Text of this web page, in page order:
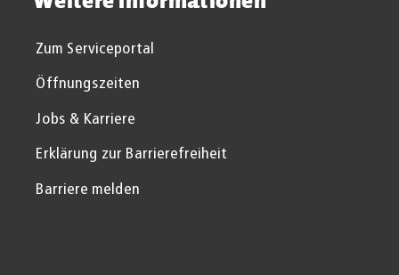
Zum Serviceportal
Öffnungszeiten
Jobs & Karriere
Erklärung zur Barrierefreiheit
Barriere melden